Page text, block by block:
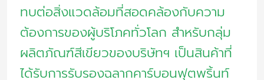
ทบต่อสิ่งแวดล้อมที่สอดคล้องกับความ
ต้องการของผู้บริโภคทั่วโลก สำหรับกลุ่ม
ผลิตภัณฑ์สีเขียวของบริษัทฯ เป็นสินค้าที่
ได้รับการรับรองฉลากคาร์บอนฟุตพริ้นท์